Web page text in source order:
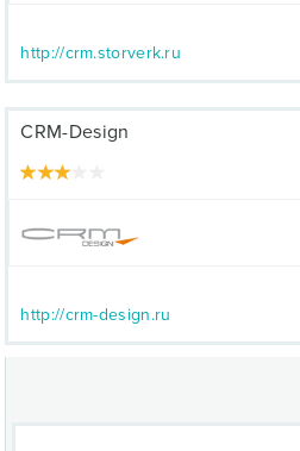
http://crm.storverk.ru
CRM-Design
http://crm-design.ru